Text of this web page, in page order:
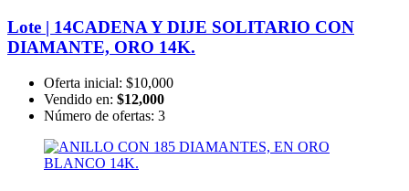
Lote | 14CADENA Y DIJE SOLITARIO CON
DIAMANTE, ORO 14K.
Oferta inicial: $10,000
Vendido en: $12,000
Número de ofertas: 3